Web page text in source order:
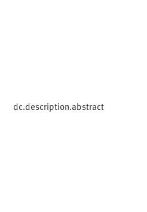
dc.description.abstract